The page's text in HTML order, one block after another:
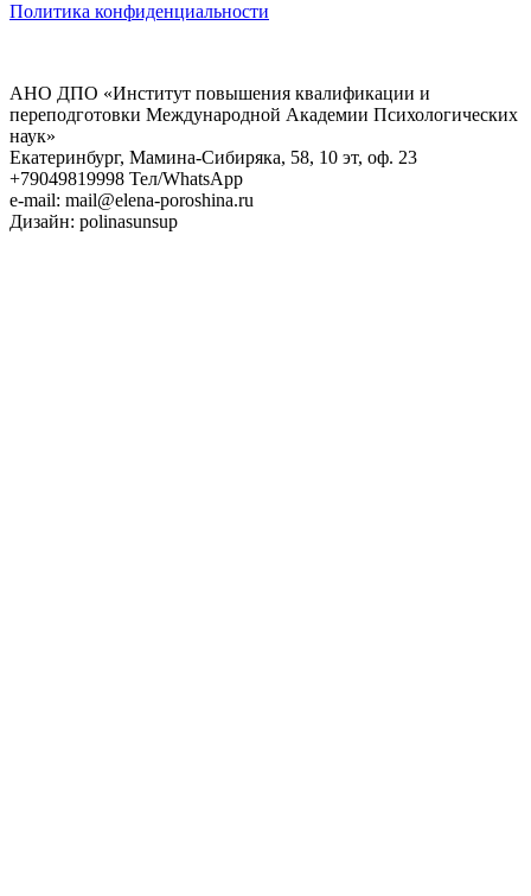
Политика конфиденциальности
АНО ДПО «Институт повышения квалификации и
переподготовки Международной Академии Психологических
наук»
Екатеринбург, Мамина-Сибиряка, 58, 10 эт, оф. 23
+79049819998 Тел/WhatsApp
e-mail: mail@elena-poroshina.ru
Дизайн: polinasunsup